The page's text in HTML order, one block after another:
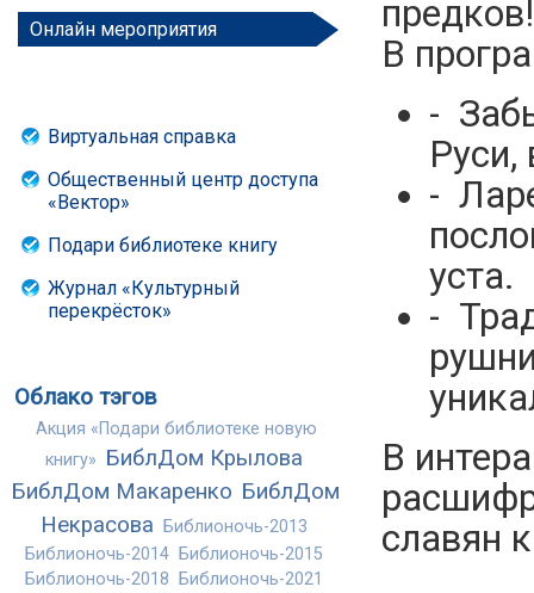
Онлайн мероприятия
Виртуальная справка
Общественный центр доступа
«Вектор»
Подари библиотеке книгу
Журнал «Культурный
перекрёсток»
Облако тэгов
Акция «Подари библиотеке новую
книгу» БиблДом Крылова
БиблДом Макаренко БиблДом
Некрасова
Библионочь-2013
Библионочь-2014
Библионочь-2015
Библионочь-2018
Библионочь-2021
предков!
В
-
Руси,
-
уста.
-
В
славян